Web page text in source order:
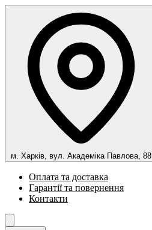
м. Харків, вул. Академіка Павлова, 88
Оплата та доставка
Гарантії та повернення
Контакти